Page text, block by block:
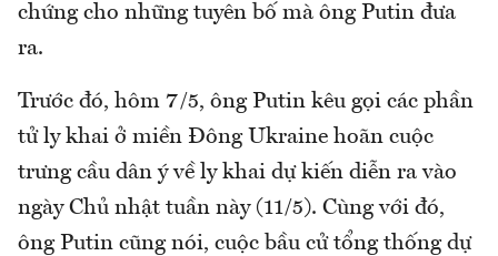
chứng cho những tuyên bố mà ông Putin đưa
ra.
Trước đó, hôm 7/5, ông Putin kêu gọi các phần
tử ly khai ở miền Đông Ukraine hoãn cuộc
trưng cầu dân ý về ly khai dự kiến diễn ra vào
ngày Chủ nhật tuần này (11/5). Cùng với đó,
ông Putin cũng nói, cuộc bầu cử tổng thống dự